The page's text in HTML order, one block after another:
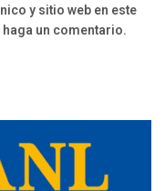
y sitio web en este
un comentario.